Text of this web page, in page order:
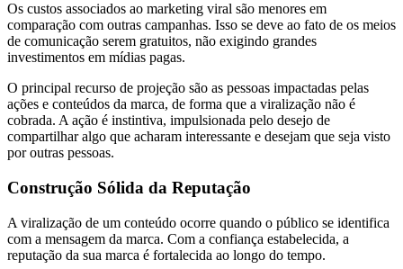
Os custos associados ao marketing viral são menores em
comparação com outras campanhas. Isso se deve ao fato de os meios
de comunicação serem gratuitos, não exigindo grandes
investimentos em mídias pagas.
O principal recurso de projeção são as pessoas impactadas pelas
ações e conteúdos da marca, de forma que a viralização não é
cobrada. A ação é instintiva, impulsionada pelo desejo de
compartilhar algo que acharam interessante e desejam que seja visto
por outras pessoas.
Construção Sólida da Reputação
A viralização de um conteúdo ocorre quando o público se identifica
com a mensagem da marca. Com a confiança estabelecida, a
reputação da sua marca é fortalecida ao longo do tempo.